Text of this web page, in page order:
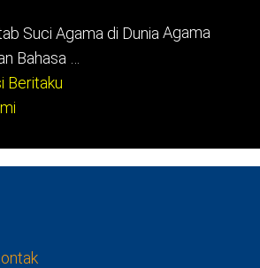
Agama
Bahasa …
Beritaku